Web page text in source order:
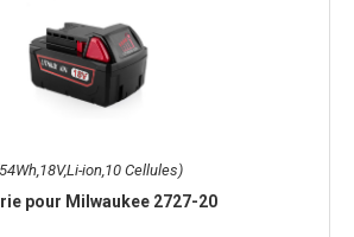
ion,10 Cellules)
pour Milwaukee 2727-20